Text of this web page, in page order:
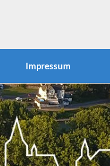
und Bürger für
Impressum